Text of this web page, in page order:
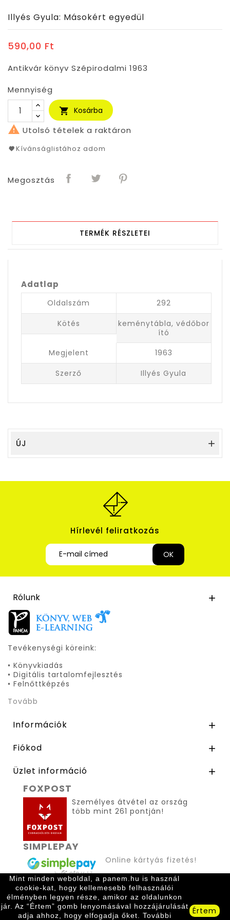
Illyés Gyula: Másokért egyedül
590,00 Ft
Antikvár könyv Szépirodalmi 1963
Mennyiség
 Kosárba
 Utolsó tételek a raktáron
Kívánságlistához adom
Megosztás
TERMÉK RÉSZLETEI
Adatlap
Oldalszám
292
Kötés
keménytábla, védőbor
ító
Megjelent
1963
Szerző
Illyés Gyula
ÚJ 
Hírlevél feliratkozás
Rólunk 
Tevékenységi köreink:
• Könyvkiadás
• Digitális tartalomfejlesztés
• Felnőttképzés
Tovább
Információk 
Fiókod 
Üzlet információ 
FOXPOST
Személyes átvétel az ország
több mint 261 pontján!
SIMPLEPAY
Online kártyás fizetés!
Mint minden weboldal, a panem.hu is használ
cookie-kat, hogy kellemesebb felhasználói
élményben legyen része, amikor az oldalunkon
jár. Az “Értem” gomb lenyomásával hozzájárulását
adja ahhoz, hogy elfogadja őket. További
Értem